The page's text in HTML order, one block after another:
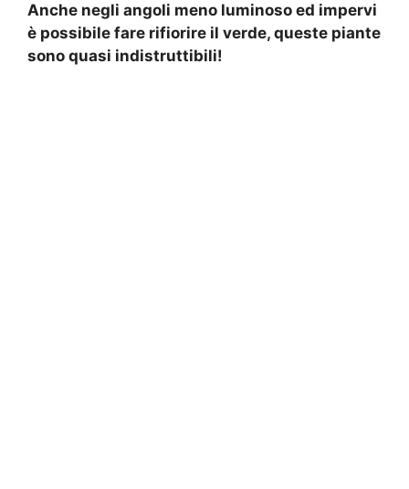
Anche negli angoli meno luminoso ed impervi
è possibile fare rifiorire il verde, queste piante
sono quasi indistruttibili!